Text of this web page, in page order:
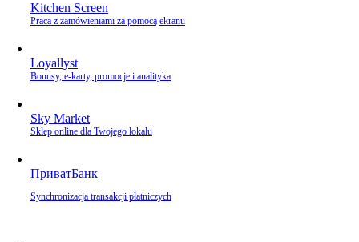
Kitchen Screen
Praca z zamówieniami za pomocą ekranu
Loyallyst
Bonusy, e‑karty, promocje i analityka
Sky Market
Sklep online dla Twojego lokalu
ПриватБанк
Synchronizacja transakcji płatniczych